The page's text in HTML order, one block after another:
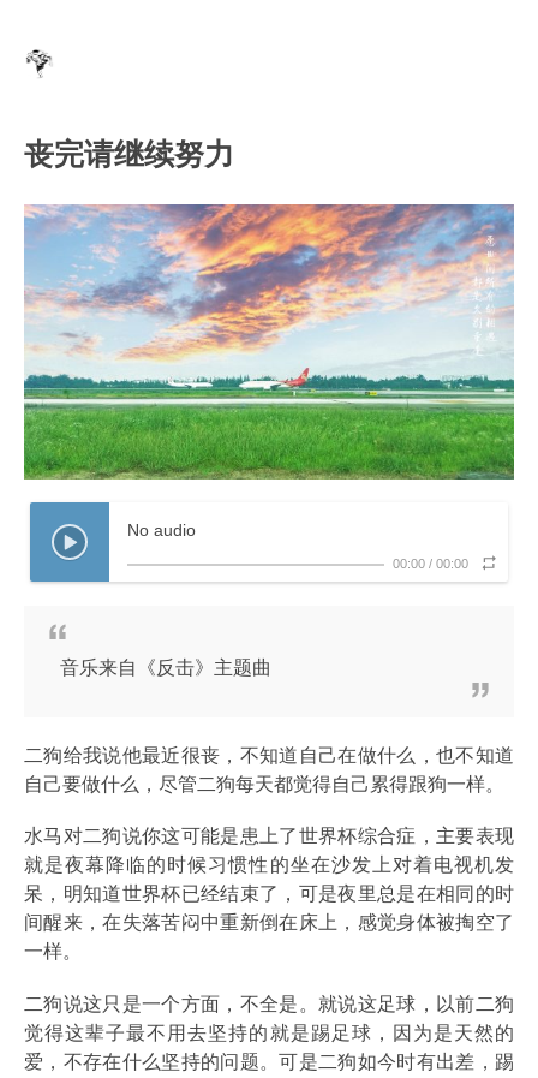
丧完请继续努力
No audio
00:00 / 00:00
音乐来自《反击》主题曲
二狗给我说他最近很丧，不知道自己在做什么，也不知道
自己要做什么，尽管二狗每天都觉得自己累得跟狗一样。
水马对二狗说你这可能是患上了世界杯综合症，主要表现
就是夜幕降临的时候习惯性的坐在沙发上对着电视机发
呆，明知道世界杯已经结束了，可是夜里总是在相同的时
间醒来，在失落苦闷中重新倒在床上，感觉身体被掏空了
一样。
二狗说这只是一个方面，不全是。就说这足球，以前二狗
觉得这辈子最不用去坚持的就是踢足球，因为是天然的
爱，不存在什么坚持的问题。可是二狗如今时有出差，踢